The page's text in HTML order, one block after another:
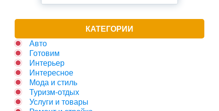
КАТЕГОРИИ
Авто
Готовим
Интерьер
Интересное
Мода и стиль
Туризм-отдых
Услуги и товары